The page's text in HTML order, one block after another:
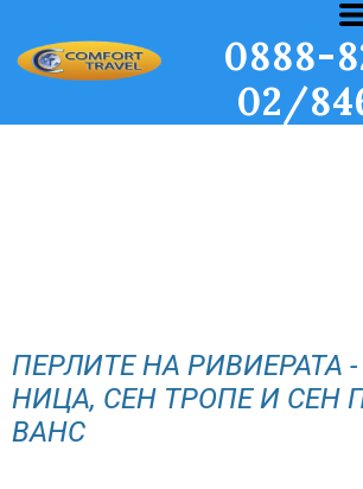
0888-
02/
ПЕРЛИТЕ НА РИВИЕРАТА
НИЦА, СЕН ТРОПЕ И СЕН
ВАНС